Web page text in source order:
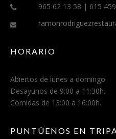
965 62 13 58 | 615
HORARIO
Abiertos de lunes a domingo:
Desayunos de 9:00 a 11:30h.
Comidas de 13:00 a 16:00h.
PUNTÚENOS EN